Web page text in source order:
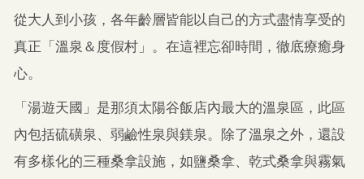
從大人到小孩，各年齡層皆能以自己的方式盡情享受的
真正「溫泉＆度假村」。在這裡忘卻時間，徹底療癒身
心。​
「湯遊天國」是那須太陽谷飯店內最大的溫泉區，此區
內包括硫磺泉、弱鹼性泉與鎂泉。除了溫泉之外，還設
有多樣化的三種桑拿設施，如鹽桑拿、乾式桑拿與霧氣